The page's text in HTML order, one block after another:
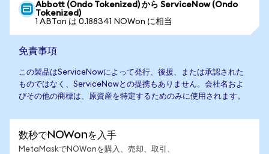
Abbott (Ondo Tokenized) から ServiceNow (Ondo
Tokenized)
1 ABTon は 0.188341 NOWon に相当
免責事項
この製品はServiceNowによって発行、後援、または承認された
ものではなく、ServiceNowとの提携もありません。会社名およ
びその他の商標は、原資産を特定するためのみに使用されます。
数秒でNOWonを入手
MetaMaskでNOWonを購入、売却、取引、